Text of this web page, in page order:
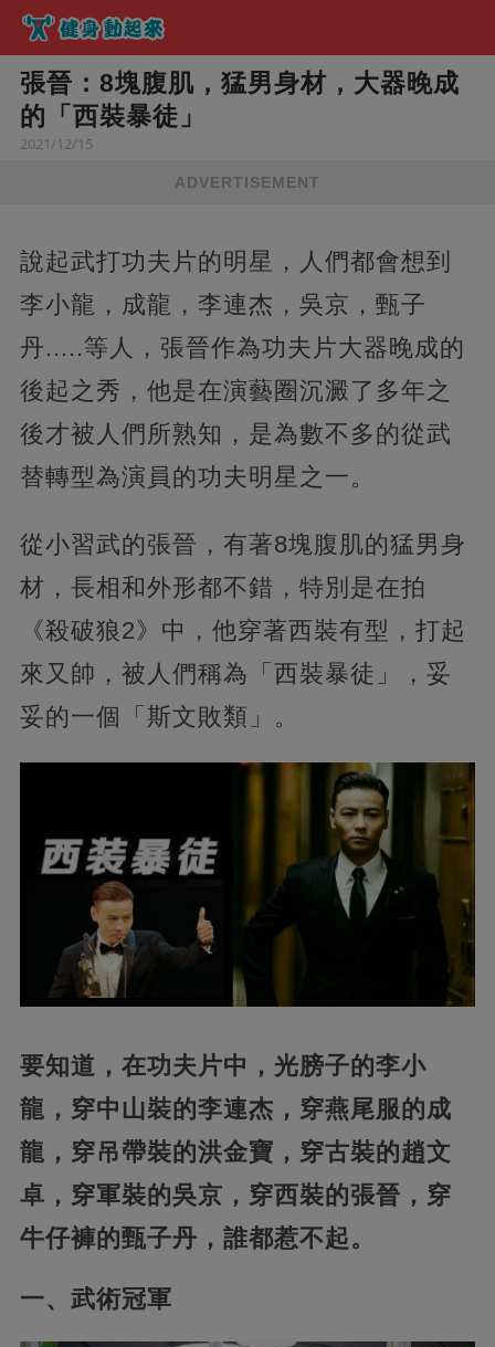
張晉：8塊腹肌，猛男身材，大器晚成
的「西裝暴徒」
2021/12/15
ADVERTISEMENT
說起武打功夫片的明星，人們都會想到
李小龍，成龍，李連杰，吳京，甄子
丹.....等人，張晉作為功夫片大器晚成的
後起之秀，他是在演藝圈沉澱了多年之
後才被人們所熟知，是為數不多的從武
替轉型為演員的功夫明星之一。
從小習武的張晉，有著8塊腹肌的猛男身
材，長相和外形都不錯，特別是在拍
《殺破狼2》中，他穿著西裝有型，打起
來又帥，被人們稱為「西裝暴徒」，妥
妥的一個「斯文敗類」。
要知道，在功夫片中，光膀子的李小
龍，穿中山裝的李連杰，穿燕尾服的成
龍，穿吊帶裝的洪金寶，穿古裝的趙文
卓，穿軍裝的吳京，穿西裝的張晉，穿
牛仔褲的甄子丹，誰都惹不起。
一、武術冠軍